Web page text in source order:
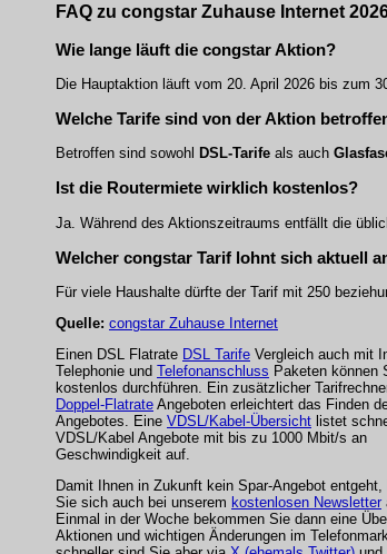
FAQ zu congstar Zuhause Internet
Wie lange läuft die congstar Aktion?
Die Hauptaktion läuft vom 20. April 2026 bis zum
Welche Tarife sind von der Aktion
Betroffen sind sowohl DSL-Tarife als auch
Ist die Routermiete wirklich kostenlos?
Ja. Während des Aktionszeitraums entfällt die
Welcher congstar Tarif lohnt sich aktuell
Für viele Haushalte dürfte der Tarif mit 250
Quelle: congstar Zuhause Internet
Einen DSL Flatrate DSL Tarife Vergleich auch mit
Telephonie und Telefonanschluss Paketen können
kostenlos durchführen. Ein zusätzlicher
Doppel-Flatrate Angeboten erleichtert das Finden
Angebotes. Eine VDSL/Kabel-Übersicht listet
VDSL/Kabel Angebote mit bis zu 1000 Mbit/s an
Geschwindigkeit auf.
Damit Ihnen in Zukunft kein Spar-Angebot entgeht,
Sie sich auch bei unserem kostenlosen Newsletter
Einmal in der Woche bekommen Sie dann eine
Aktionen und wichtigen Änderungen im